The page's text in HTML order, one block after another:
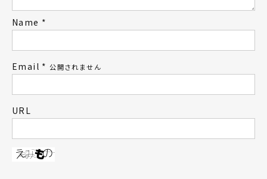
Name *
Email * 公開されません
URL